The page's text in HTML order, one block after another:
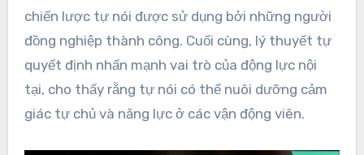
chiến lược tự nói được sử dụng bởi những người
đồng nghiệp thành công. Cuối cùng, lý thuyết tự
quyết định nhấn mạnh vai trò của động lực nội
tại, cho thấy rằng tự nói có thể nuôi dưỡng cảm
giác tự chủ và năng lực ở các vận động viên.